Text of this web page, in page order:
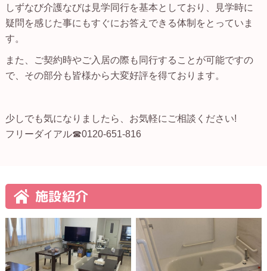
しずなび介護なびは見学同行を基本としており、見学時に
疑問を感じた事にもすぐにお答えできる体制をとっていま
す。
また、ご契約時やご入居の際も同行することが可能ですの
で、その部分も皆様から大変好評を得ております。
少しでも気になりましたら、お気軽にご相談ください!
フリーダイアル☎0120-651-816
施設紹介